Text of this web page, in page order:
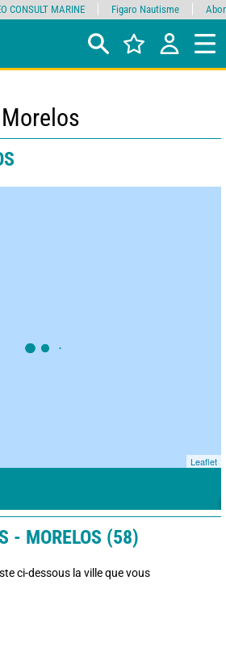
Leaflet
- MORELOS (58)
ci-dessous la ville que vous
CONSULT MARINE Figaro Nautisme